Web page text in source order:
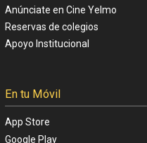
Anúnciate en Cine Yelmo
Reservas de colegios
Apoyo Institucional
En tu Móvil
App Store
Google Play